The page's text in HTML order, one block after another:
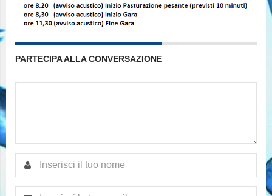
PARTECIPA ALLA CONVERSAZIONE